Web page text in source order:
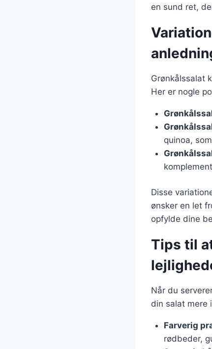
en sund ret,
Grønkålssalat
Her er nogle
quinoa,
Disse
ønsker en let
opfylde dine
Tips til
Når du
din salat mere
Farverig
rødbeder,